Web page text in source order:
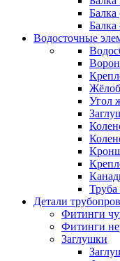
Балка
Балка
Водосточные
Угол
Труба
Детали
Фитинги
Фитинги
Заглушки